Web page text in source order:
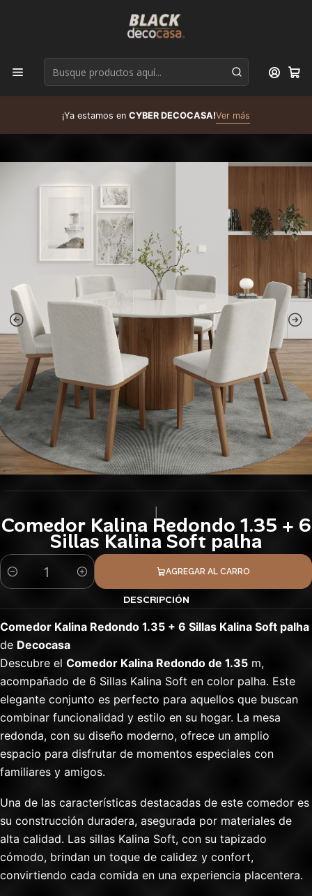
¡Ya estamos en CYBER DECOCASA!Ver más
Comedor Kalina Redondo 1.35 + 6
Sillas Kalina Soft palha
Cantidad
AGREGAR AL CARRO
DESCRIPCIÓN
Comedor Kalina Redondo 1.35 + 6 Sillas Kalina Soft palha
de Decocasa
Descubre el Comedor Kalina Redondo de 1.35 m,
acompañado de 6 Sillas Kalina Soft en color palha. Este
elegante conjunto es perfecto para aquellos que buscan
combinar funcionalidad y estilo en su hogar. La mesa
redonda, con su diseño moderno, ofrece un amplio
espacio para disfrutar de momentos especiales con
familiares y amigos.
Una de las características destacadas de este comedor es
su construcción duradera, asegurada por materiales de
alta calidad. Las sillas Kalina Soft, con su tapizado
cómodo, brindan un toque de calidez y confort,
convirtiendo cada comida en una experiencia placentera.